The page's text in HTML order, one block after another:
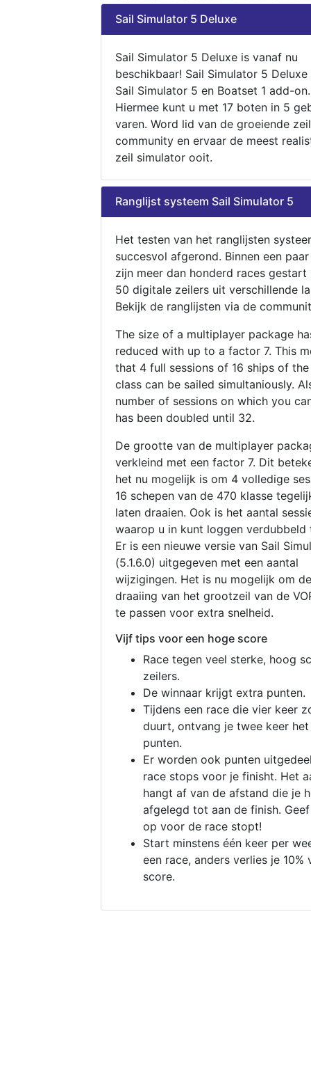
Sail Simulator 5 Deluxe
Sail Simulator 5 Deluxe is vanaf nu
beschikbaar! Sail Simulator 5
Sail Simulator 5 en Boatset 1 add-on.
Hiermee kunt u met 17 boten in 5
varen. Word lid van de groeiende zeil
community en ervaar de meest
zeil simulator ooit.
Ranglijst systeem Sail Simulator 5
Het testen van het ranglijsten
succesvol afgerond. Binnen een
zijn meer dan honderd races gestart
50 digitale zeilers uit verschillende
Bekijk de ranglijsten via de
The size of a multiplayer package
reduced with up to a factor 7. This
that 4 full sessions of 16 ships of
class can be sailed simultaniously.
number of sessions on which you
has been doubled until 32.
De grootte van de multiplayer
verkleind met een factor 7. Dit
het nu mogelijk is om 4 volledige
16 schepen van de 470 klasse
laten draaien. Ook is het aantal
waarop u in kunt loggen verdubbeld
Er is een nieuwe versie van Sail
(5.1.6.0) uitgegeven met een aantal
wijzigingen. Het is nu mogelijk om de
draaiing van het grootzeil van de
te passen voor extra snelheid.
Vijf tips voor een hoge score
Race tegen veel sterke, hoog
zeilers.
De winnaar krijgt extra punten.
Tijdens een race die vier keer
duurt, ontvang je twee keer
punten.
Er worden ook punten
race stops voor je finisht. Het
hangt af van de afstand die je
afgelegd tot aan de finish.
op voor de race stopt!
Start minstens één keer per
een race, anders verlies je 10%
score.